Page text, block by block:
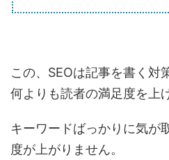
この、SEOは記事を書く対
何よりも読者の満足度を上
キーワードばっかりに気が
度が上がりません。